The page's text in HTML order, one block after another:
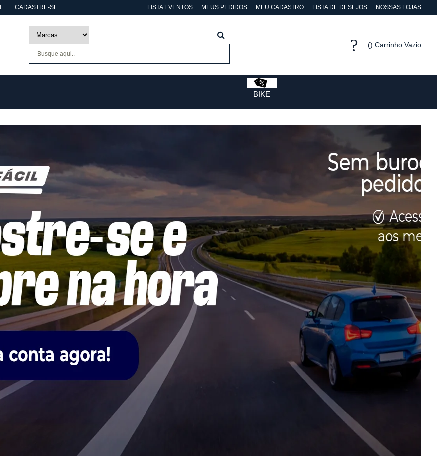
CADASTRE-SE LISTA EVENTOS MEUS PEDIDOS MEU CADASTRO LISTA DE DESEJOS NOSSAS LOJAS
Carrinho Vazio
BIKE